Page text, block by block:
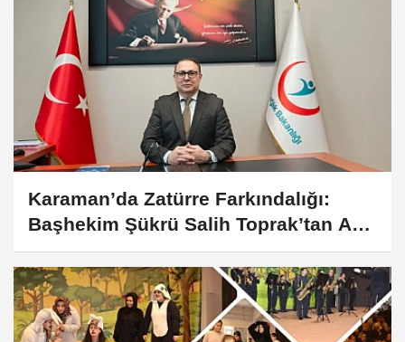
Karaman’da Zatürre Farkındalığı:
Başhekim Şükrü Salih Toprak’tan Aşı
Uyarısı